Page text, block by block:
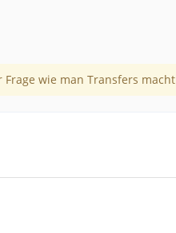
wie man Transfers macht